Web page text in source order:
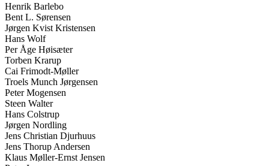
Henrik Barlebo
Bent L. Sørensen
Jørgen Kvist Kristensen
Hans Wolf
Per Åge Høisæter
Torben Krarup
Cai Frimodt-Møller
Troels Munch Jørgensen
Peter Mogensen
Steen Walter
Hans Colstrup
Jørgen Nordling
Jens Christian Djurhuus
Jens Thorup Andersen
Klaus Møller-Ernst Jensen